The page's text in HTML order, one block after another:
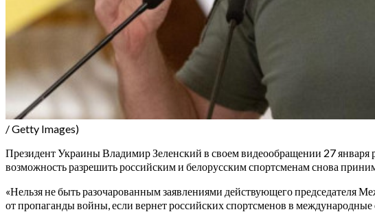
/ Getty Images)
Президент Украины Владимир Зеленский в своем видеообращении 27
возможность разрешить российским и белорусским спортсменам снова
«Нельзя не быть разочарованным заявлениями действующего председателя
от пропаганды войны, если вернет российских спортсменов в